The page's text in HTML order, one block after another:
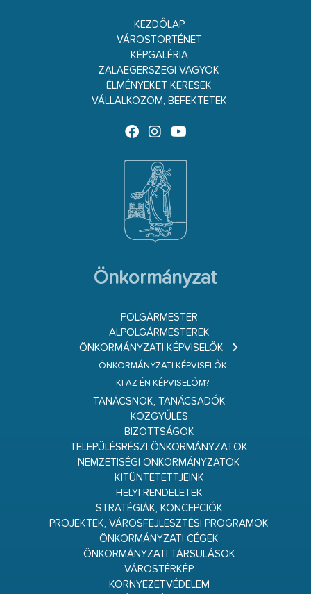
KEZDŐLAP
VÁROSTÖRTÉNET
KÉPGALÉRIA
ZALAEGERSZEGI VAGYOK
ÉLMÉNYEKET KERESEK
VÁLLALKOZOM, BEFEKTETEK
Önkormányzat
POLGÁRMESTER
ALPOLGÁRMESTEREK
ÖNKORMÁNYZATI KÉPVISELŐK
ÖNKORMÁNYZATI KÉPVISELŐK
KI AZ ÉN KÉPVISELŐM?
TANÁCSNOK, TANÁCSADÓK
KÖZGYŰLÉS
BIZOTTSÁGOK
TELEPÜLÉSRÉSZI ÖNKORMÁNYZATOK
NEMZETISÉGI ÖNKORMÁNYZATOK
KITÜNTETETTJEINK
HELYI RENDELETEK
STRATÉGIÁK, KONCEPCIÓK
PROJEKTEK, VÁROSFEJLESZTÉSI PROGRAMOK
ÖNKORMÁNYZATI CÉGEK
ÖNKORMÁNYZATI TÁRSULÁSOK
VÁROSTÉRKÉP
KÖRNYEZETVÉDELEM